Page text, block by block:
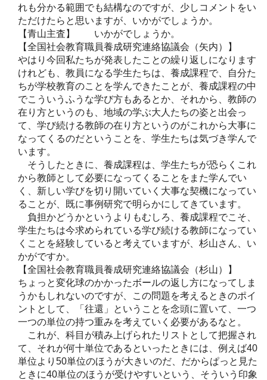
れも分かる範囲でも結構なのですが、少しコメントをい
ただけたらと思いますが、いかがでしょうか。
【青山主査】 いかがでしょうか。
【全国社会教育職員養成研究連絡協議会（矢内）】
やはり今回私たちが発表したことの繰り返しになります
けれども、教員になる学生たちは、養成課程で、自分た
ちが学校教育のことを学んできたことが、養成課程の中
でこういうふうな学び方もあるとか、それから、教師の
在り方というのも、地域の学ぶ大人たちの姿と出会っ
て、学び続ける教師の在り方というのがこれから大事に
なってくるのだということを、学生たちは気づき学んで
います。
そうしたときに、養成課程は、学生たちが恐らくこれ
から教師として必要になってくることをまた学んでい
く、新しい学びを切り開いていく大事な契機になってい
ることが、既に事例研究で明らかにしてきています。
負担かどうかというよりもむしろ、養成課程でこそ、
学生たちは今求められている学び続ける教師になってい
くことを経験していると考えていますが、杉山さん、い
かがですか。
【全国社会教育職員養成研究連絡協議会（杉山）】
ちょっと変化球のかかったボールの返し方になってしま
うかもしれないのですが、この問題を考えるときのポイ
ントとして、「往還」ということを念頭に置いて、一つ
一つの単位の持つ重みを考えていく必要があるなと。
これが、科目が積み上げられたリストとして把握され
て、それが何十単位であるといったときには、例えば40
単位より50単位のほうが大きいのだ、だからぱっと見た
ときに40単位のほうが受けやすいという、そういう印象